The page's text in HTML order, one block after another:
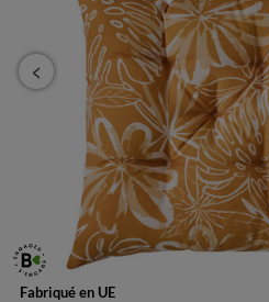
Fabriqué en UE